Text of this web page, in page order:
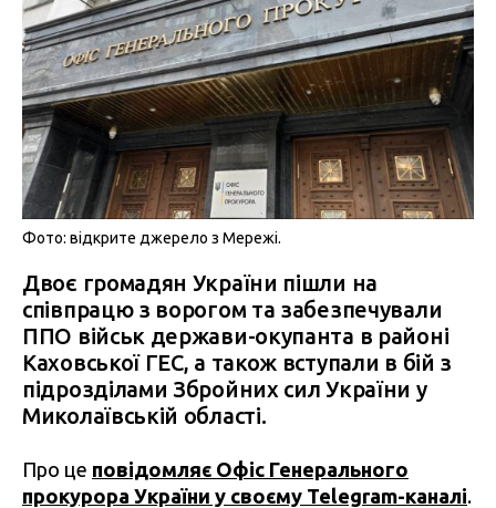
Фото: відкрите джерело з Мережі.
Двоє громадян України пішли на
співпрацю з ворогом та забезпечували
ППО військ держави-окупанта в районі
Каховської ГЕС, а також вступали в бій з
підрозділами Збройних сил України у
Миколаївській області.
Про це повідомляє Офіс Генерального
прокурора України у своєму Telegram-каналі.